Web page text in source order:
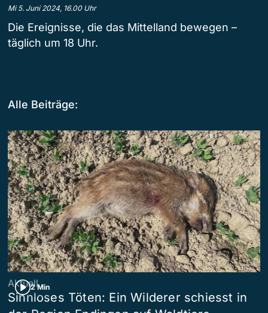
Mi 5. Juni 2024, 16.00 Uhr
Die Ereignisse, die das Mittelland bewegen –
täglich um 18 Uhr.
Alle Beiträge:
2 Min
Aktuell
Sinnloses Töten: Ein Wilderer schiesst in